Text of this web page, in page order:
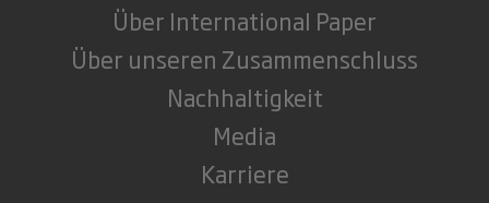
Über International Paper
Über unseren Zusammenschluss
Nachhaltigkeit
Media
Karriere